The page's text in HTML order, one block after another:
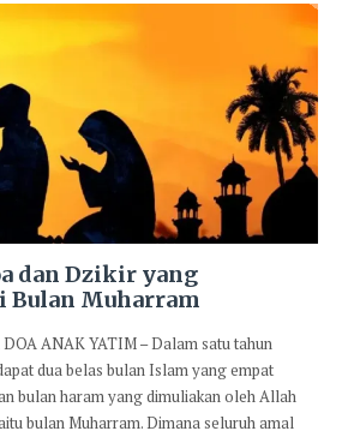
dan Dzikir yang
Bulan Muharram
ANAK YATIM – Dalam satu tahun
dua belas bulan Islam yang empat
bulan haram yang dimuliakan oleh Allah
bulan Muharram. Dimana seluruh amal